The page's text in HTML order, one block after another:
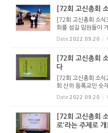
[72회 고신총회
[72회 고신총회 소
회를 섬길 임원들이
목사부총회장에 김
당선되었다. 지난 해
Date 2022.09.20
[72회 고신총회
다
[72회 고신총회 소
회 산하 등록교인 숫
서에 실린 통계에 의
된 교인은 388,682
Date 2022.09.20
[72회 고신총회
로'라는 주제로 개